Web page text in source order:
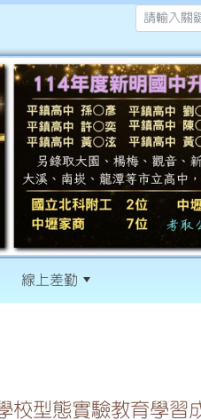
線上差勤
校型態實驗教育學習